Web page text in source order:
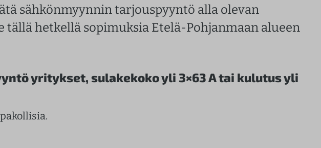
sähkönmyynnin tarjouspyyntö alla olevan
tällä hetkellä sopimuksia Etelä-Pohjanmaan alueen
yritykset, sulakekoko yli 3×63 A tai kulutus yli